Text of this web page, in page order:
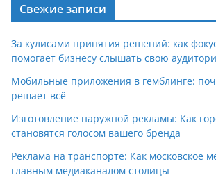
Свежие записи
За кулисами принятия решений: как
помогает бизнесу слышать свою
Мобильные приложения в гемблинге:
решает всё
Изготовление наружной рекламы: Как
становятся голосом вашего бренда
Реклама на транспорте: Как московское
главным медиаканалом столицы